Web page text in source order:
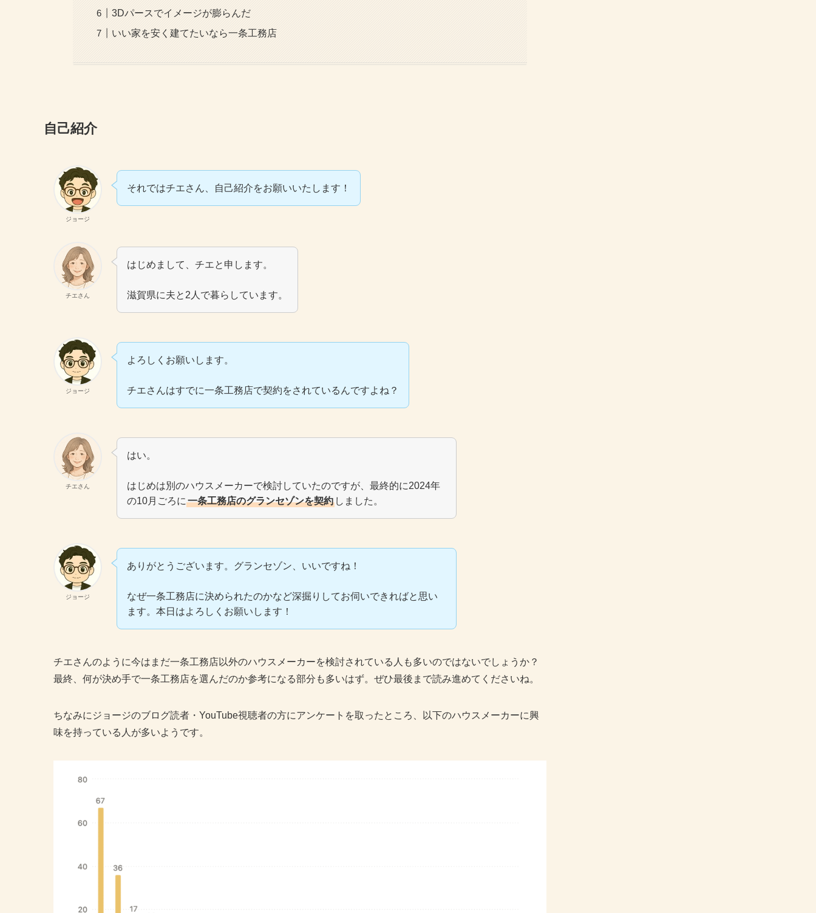
3Dパースでイメージが膨らんだ
いい家を安く建てたいなら一条工務店
自己紹介
ジョージ
それではチエさん、自己紹介をお願いいたします！
チエさん
はじめまして、チエと申します。
滋賀県に夫と2人で暮らしています。
ジョージ
よろしくお願いします。
チエさんはすでに一条工務店で契約をされているんですよね？
チエさん
はい。
はじめは別のハウスメーカーで検討していたのですが、最終的に2024年
の10月ごろに 一条工務店のグランセゾンを契約 しました。
ジョージ
ありがとうございます。グランセゾン、いいですね！
なぜ一条工務店に決められたのかなど深掘りしてお伺いできればと思い
ます。本日はよろしくお願いします！
チエさんのように今はまだ一条工務店以外のハウスメーカーを検討されている人も多いのではないでしょうか？
最終、何が決め手で一条工務店を選んだのか参考になる部分も多いはず。ぜひ最後まで読み進めてくださいね。
ちなみにジョージのブログ読者・YouTube視聴者の方にアンケートを取ったところ、以下のハウスメーカーに興
味を持っている人が多いようです。